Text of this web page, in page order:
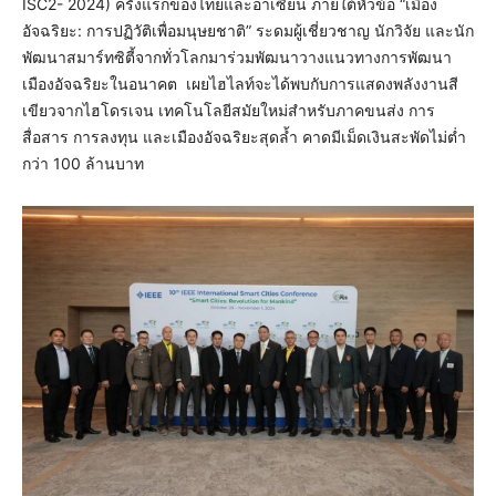
อัจฉริยะ: การปฏิวัติเพื่อมนุษยชาติ” ระดมผู้เชี่ยวชาญ นักวิจัย และนัก
พัฒนาสมาร์ทซิตี้จากทั่วโลกมาร่วมพัฒนาวางแนวทางการพัฒนา
เมืองอัจฉริยะในอนาคต เผยไฮไลท์จะได้พบกับการแสดงพลังงานสี
เขียวจากไฮโดรเจน เทคโนโลยีสมัยใหม่สำหรับภาคขนส่ง การ
สื่อสาร การลงทุน และเมืองอัจฉริยะสุดล้ำ คาดมีเม็ดเงินสะพัดไม่ต่ำ
กว่า 100 ล้านบาท